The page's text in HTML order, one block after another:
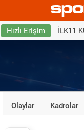
Hızlı Erişim İLK11
Olaylar Kadrolar